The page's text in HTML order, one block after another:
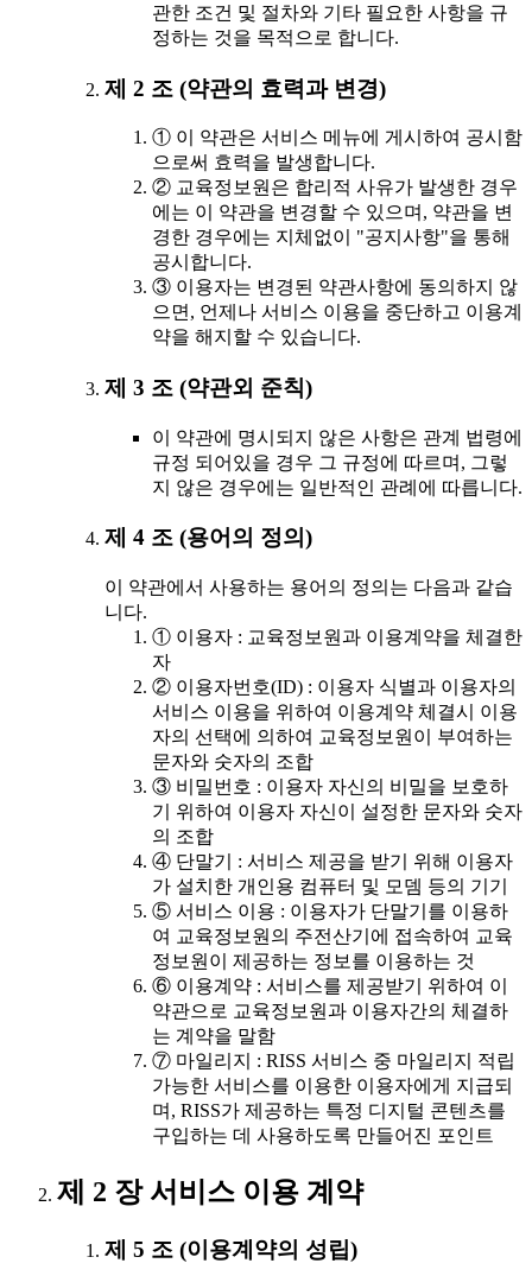
관한 조건 및 절차와 기타 필요한 사항을 규
정하는 것을 목적으로 합니다.
제 2 조 (약관의 효력과 변경)
① 이 약관은 서비스 메뉴에 게시하여 공시함
으로써 효력을 발생합니다.
② 교육정보원은 합리적 사유가 발생한 경우
에는 이 약관을 변경할 수 있으며, 약관을 변
경한 경우에는 지체없이 "공지사항"을 통해
공시합니다.
③ 이용자는 변경된 약관사항에 동의하지 않
으면, 언제나 서비스 이용을 중단하고 이용계
약을 해지할 수 있습니다.
제 3 조 (약관외 준칙)
이 약관에 명시되지 않은 사항은 관계 법령에
규정 되어있을 경우 그 규정에 따르며, 그렇
지 않은 경우에는 일반적인 관례에 따릅니다.
제 4 조 (용어의 정의)
이 약관에서 사용하는 용어의 정의는 다음과 같습
니다.
① 이용자 : 교육정보원과 이용계약을 체결한
자
② 이용자번호(ID) : 이용자 식별과 이용자의
서비스 이용을 위하여 이용계약 체결시 이용
자의 선택에 의하여 교육정보원이 부여하는
문자와 숫자의 조합
③ 비밀번호 : 이용자 자신의 비밀을 보호하
기 위하여 이용자 자신이 설정한 문자와 숫자
의 조합
④ 단말기 : 서비스 제공을 받기 위해 이용자
가 설치한 개인용 컴퓨터 및 모뎀 등의 기기
⑤ 서비스 이용 : 이용자가 단말기를 이용하
여 교육정보원의 주전산기에 접속하여 교육
정보원이 제공하는 정보를 이용하는 것
⑥ 이용계약 : 서비스를 제공받기 위하여 이
약관으로 교육정보원과 이용자간의 체결하
는 계약을 말함
⑦ 마일리지 : RISS 서비스 중 마일리지 적립
가능한 서비스를 이용한 이용자에게 지급되
며, RISS가 제공하는 특정 디지털 콘텐츠를
구입하는 데 사용하도록 만들어진 포인트
제 2 장 서비스 이용 계약
제 5 조 (이용계약의 성립)